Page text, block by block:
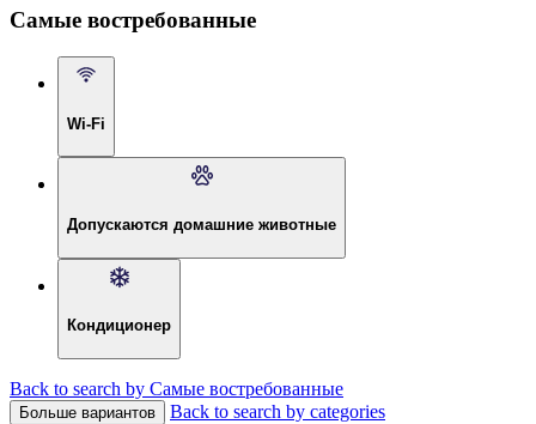
Самые востребованные
Wi-Fi
Допускаются домашние животные
Кондиционер
Back to search by Самые востребованные
Больше вариантов Back to search by categories